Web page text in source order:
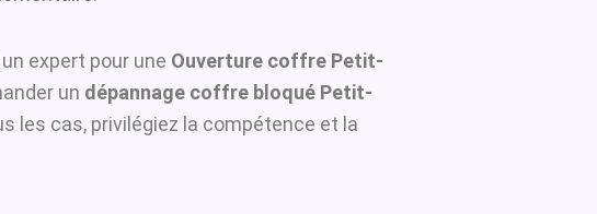
expert pour une Ouverture coffre Petit-
un dépannage coffre bloqué Petit-
les cas, privilégiez la compétence et la